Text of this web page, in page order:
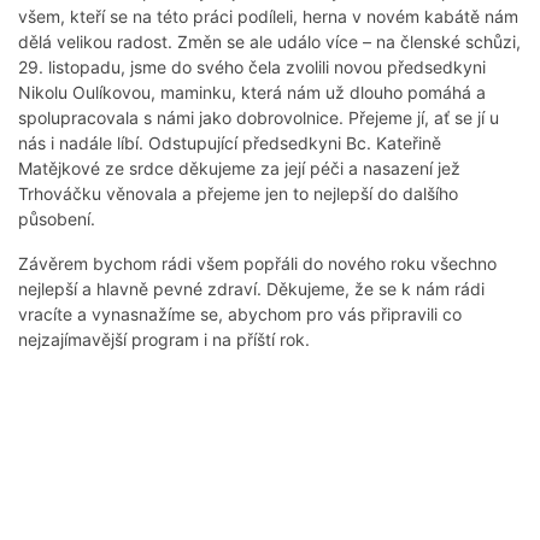
všem, kteří se na této práci podíleli, herna v novém kabátě nám
dělá velikou radost. Změn se ale událo více – na členské schůzi,
29. listopadu, jsme do svého čela zvolili novou předsedkyni
Nikolu Oulíkovou, maminku, která nám už dlouho pomáhá a
spolupracovala s námi jako dobrovolnice. Přejeme jí, ať se jí u
nás i nadále líbí. Odstupující předsedkyni Bc. Kateřině
Matějkové ze srdce děkujeme za její péči a nasazení jež
Trhováčku věnovala a přejeme jen to nejlepší do dalšího
působení.
Závěrem bychom rádi všem popřáli do nového roku všechno
nejlepší a hlavně pevné zdraví. Děkujeme, že se k nám rádi
vracíte a vynasnažíme se, abychom pro vás připravili co
nejzajímavější program i na příští rok.